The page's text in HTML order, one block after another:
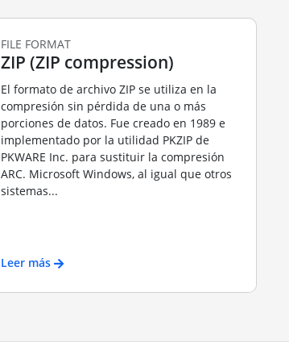
FILE FORMAT
ZIP (ZIP compression)
El formato de archivo ZIP se utiliza en la
compresión sin pérdida de una o más
porciones de datos. Fue creado en 1989 e
implementado por la utilidad PKZIP de
PKWARE Inc. para sustituir la compresión
ARC. Microsoft Windows, al igual que otros
sistemas...
Leer más